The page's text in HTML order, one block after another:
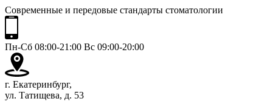
Современные и передовые стандарты стоматологии
Пн-Сб 08:00-21:00 Вс 09:00-20:00
г. Екатеринбург,
ул. Татищева, д. 53